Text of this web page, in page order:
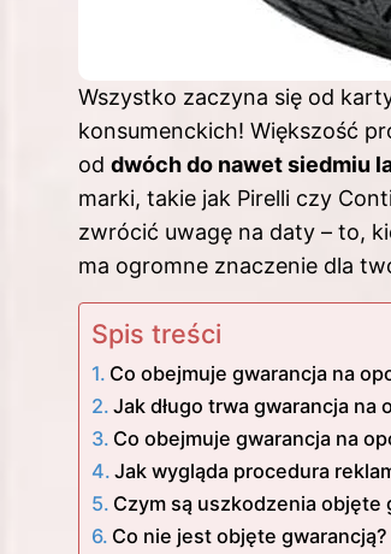
Wszystko zaczyna się od
konsumenckich! Większość
od dwóch do nawet siedmiu
marki, takie jak Pirelli czy
zwrócić uwagę na daty – to,
ma ogromne znaczenie dla
Spis treści
Co obejmuje gwarancja na
Jak długo trwa gwarancja
Co obejmuje gwarancja na
Jak wygląda procedura
Czym są uszkodzenia
Co nie jest objęte gwarancją?